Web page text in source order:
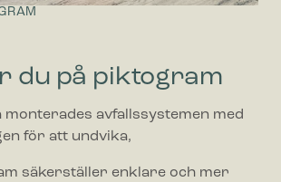
du på piktogram
avfallssystemen med
för att undvika,
säkerställer enklare och mer